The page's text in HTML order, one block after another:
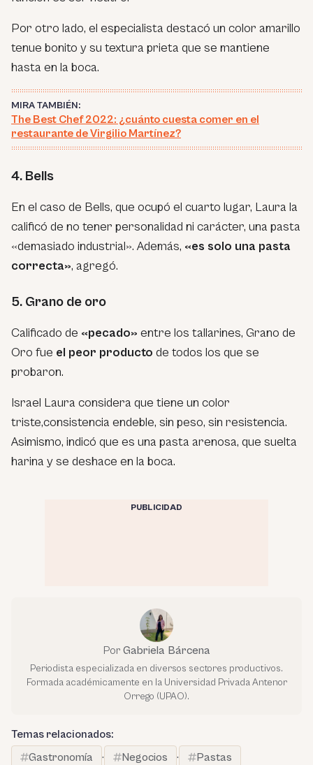
Por otro lado, el especialista destacó un color amarillo
tenue bonito y su textura prieta que se mantiene
hasta en la boca.
MIRA TAMBIÉN:
The Best Chef 2022: ¿cuánto cuesta comer en el
restaurante de Virgilio Martínez?
4. Bells
En el caso de Bells, que ocupó el cuarto lugar, Laura la
calificó de no tener personalidad ni carácter, una pasta
«demasiado industrial». Además, «es solo una pasta
correcta», agregó.
5. Grano de oro
Calificado de «pecado» entre los tallarines, Grano de
Oro fue el peor producto de todos los que se
probaron.
Israel Laura considera que tiene un color
triste,consistencia endeble, sin peso, sin resistencia.
Asimismo, indicó que es una pasta arenosa, que suelta
harina y se deshace en la boca.
PUBLICIDAD
Por Gabriela Bárcena
Periodista especializada en diversos sectores productivos.
Formada académicamente en la Universidad Privada Antenor
Orrego (UPAO).
Temas relacionados:
Gastronomía
· Negocios · Pastas